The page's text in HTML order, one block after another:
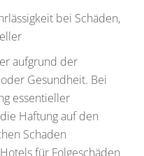
bei Schäden,
aufgrund der
Gesundheit. Bei
essentieller
Haftung auf den
Schaden
für Folgeschäden